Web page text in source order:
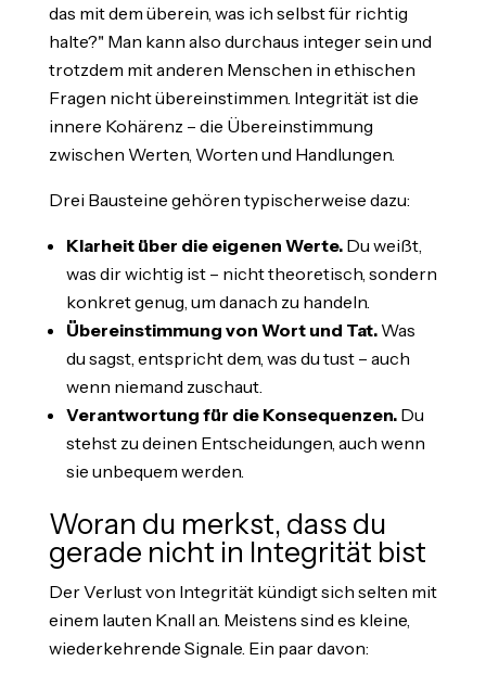
das mit dem überein, was ich selbst für richtig
halte?" Man kann also durchaus integer sein und
trotzdem mit anderen Menschen in ethischen
Fragen nicht übereinstimmen. Integrität ist die
innere Kohärenz – die Übereinstimmung
zwischen Werten, Worten und Handlungen.
Drei Bausteine gehören typischerweise dazu:
Klarheit über die eigenen Werte.Du weißt,
was dir wichtig ist – nicht theoretisch, sondern
konkret genug, um danach zu handeln.
Übereinstimmung von Wort und Tat.Was
du sagst, entspricht dem, was du tust – auch
wenn niemand zuschaut.
Verantwortung für die Konsequenzen.Du
stehst zu deinen Entscheidungen, auch wenn
sie unbequem werden.
Woran du merkst, dass du
gerade nicht in Integrität bist
Der Verlust von Integrität kündigt sich selten mit
einem lauten Knall an. Meistens sind es kleine,
wiederkehrende Signale. Ein paar davon: